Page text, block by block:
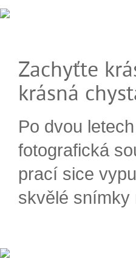
Zachyťte
krásná
Po dvou
fotografická
prací sice
skvělé snímky